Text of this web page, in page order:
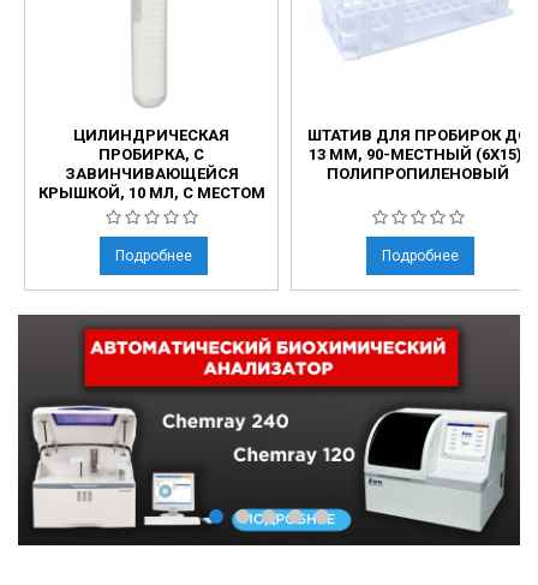
ЦИЛИНДРИЧЕСКАЯ
ПРОБИРКА, С
ЗАВИНЧИВАЮЩЕЙСЯ
КРЫШКОЙ, 10 МЛ, С МЕСТОМ
ДЛЯ МАРКИРОВКИ
Подробнее
ШТАТИВ ДЛЯ ПРОБИРОК ДО
13 ММ, 90-МЕСТНЫЙ (6Х15),
ПОЛИПРОПИЛЕНОВЫЙ
Подробнее